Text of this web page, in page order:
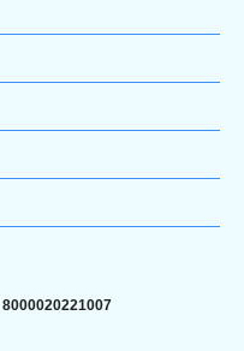
8000020221007